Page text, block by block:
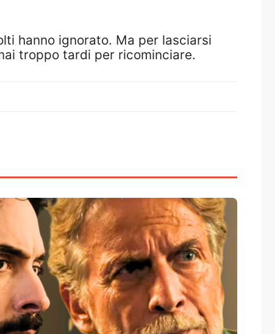
hanno ignorato. Ma per lasciarsi
troppo tardi per ricominciare.